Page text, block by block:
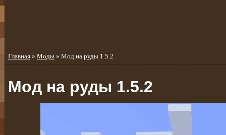
Главная » Моды » Мод на руды 1.5.2
Мод на руды 1.5.2